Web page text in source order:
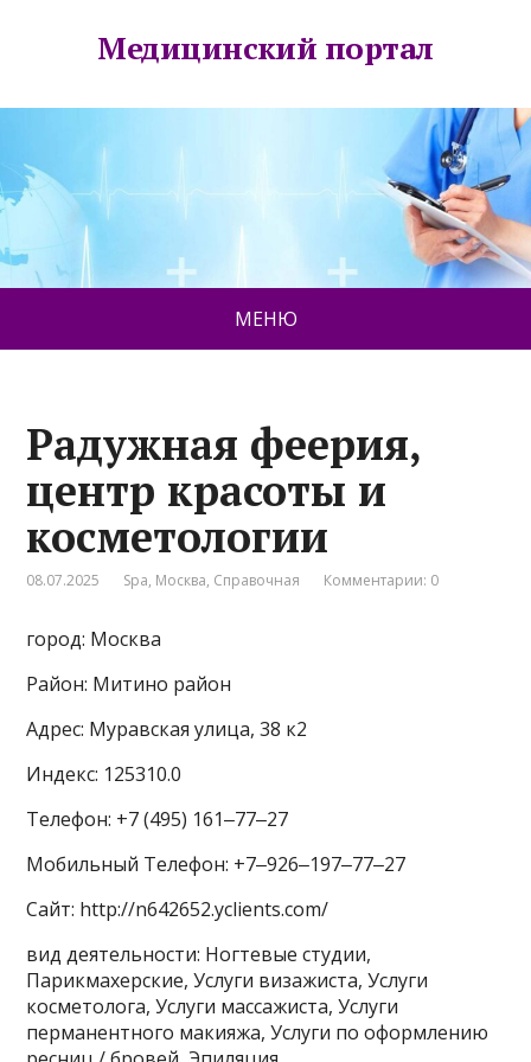
Медицинский портал
МЕНЮ
Радужная феерия,
центр красоты и
косметологии
08.07.2025 Spa, Москва, Справочная Комментарии: 0
город: Москва
Район: Митино район
Адрес: Муравская улица, 38 к2
Индекс: 125310.0
Телефон: +7 (495) 161‒77‒27
Мобильный Телефон: +7‒926‒197‒77‒27
Сайт: http://n642652.yclients.com/
вид деятельности: Ногтевые студии,
Парикмахерские, Услуги визажиста, Услуги
косметолога, Услуги массажиста, Услуги
перманентного макияжа, Услуги по оформлению